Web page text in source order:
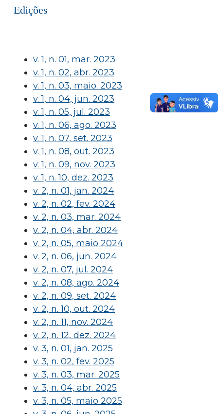
Edições
v. 1, n. 01, mar. 2023
v. 1, n. 02, abr. 2023
v. 1, n. 03, maio. 2023
v. 1, n. 04, jun. 2023
v. 1, n. 05, jul. 2023
v. 1, n. 06, ago. 2023
v. 1, n. 07, set. 2023
v. 1, n. 08, out. 2023
v. 1, n. 09, nov. 2023
v. 1, n. 10, dez. 2023
v. 2, n. 01, jan. 2024
v. 2, n. 02, fev. 2024
v. 2, n. 03, mar. 2024
v. 2, n. 04, abr. 2024
v. 2, n. 05, maio 2024
v. 2, n. 06, jun. 2024
v. 2, n. 07, jul. 2024
v. 2, n. 08, ago. 2024
v. 2, n. 09, set. 2024
v. 2, n. 10, out. 2024
v. 2, n. 11, nov. 2024
v. 2, n. 12, dez. 2024
v. 3, n. 01, jan. 2025
v. 3, n. 02, fev. 2025
v. 3, n. 03, mar. 2025
v. 3, n. 04, abr. 2025
v. 3, n. 05, maio 2025